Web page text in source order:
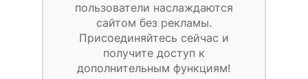
пользователи наслаждаются
сайтом без рекламы.
Присоединяйтесь сейчас и
получите доступ к
дополнительным функциям!